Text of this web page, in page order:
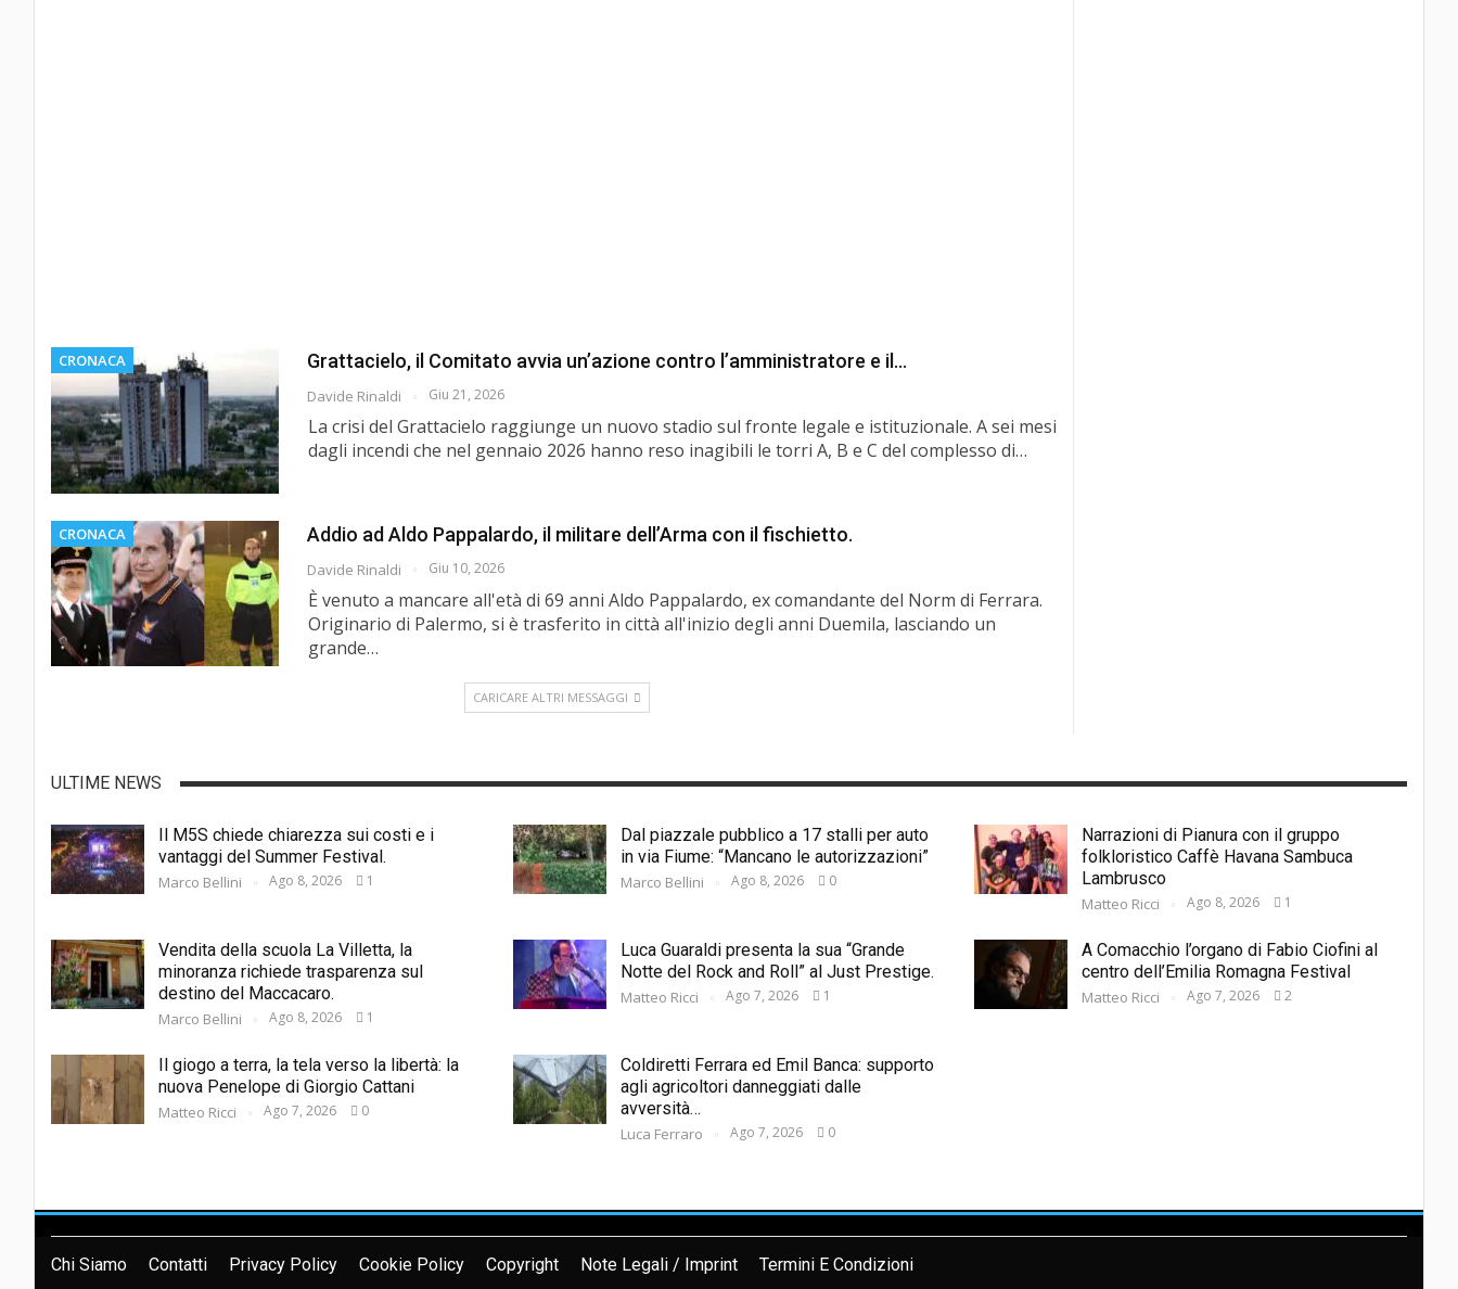
CRONACA Grattacielo, il Comitato avvia un’azione contro l’amministratore e il…
Davide Rinaldi Giu 21, 2026
La crisi del Grattacielo raggiunge un nuovo stadio sul fronte legale e istituzionale. A sei mesi
dagli incendi che nel gennaio 2026 hanno reso inagibili le torri A, B e C del complesso di…
CRONACA Addio ad Aldo Pappalardo, il militare dell’Arma con il fischietto.
Davide Rinaldi Giu 10, 2026
È venuto a mancare all'età di 69 anni Aldo Pappalardo, ex comandante del Norm di Ferrara.
Originario di Palermo, si è trasferito in città all'inizio degli anni Duemila, lasciando un
grande…
CARICARE ALTRI MESSAGGI
ULTIME NEWS
Il M5S chiede chiarezza sui costi e i
vantaggi del Summer Festival.
Marco Bellini Ago 8, 2026 1
Dal piazzale pubblico a 17 stalli per auto
in via Fiume: “Mancano le autorizzazioni”
Marco Bellini Ago 8, 2026 0
Narrazioni di Pianura con il gruppo
folkloristico Caffè Havana Sambuca
Lambrusco
Matteo Ricci Ago 8, 2026 1
Vendita della scuola La Villetta, la
minoranza richiede trasparenza sul
destino del Maccacaro.
Marco Bellini Ago 8, 2026 1
Luca Guaraldi presenta la sua “Grande
Notte del Rock and Roll” al Just Prestige.
Matteo Ricci Ago 7, 2026 1
A Comacchio l’organo di Fabio Ciofini al
centro dell’Emilia Romagna Festival
Matteo Ricci Ago 7, 2026 2
Il giogo a terra, la tela verso la libertà: la
nuova Penelope di Giorgio Cattani
Matteo Ricci Ago 7, 2026 0
Coldiretti Ferrara ed Emil Banca: supporto
agli agricoltori danneggiati dalle
avversità…
Luca Ferraro Ago 7, 2026 0
Chi Siamo Contatti Privacy Policy Cookie Policy Copyright Note Legali / Imprint Termini E Condizioni